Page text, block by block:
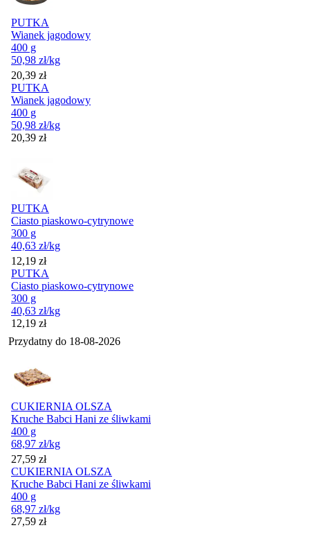
PUTKA
Wianek jagodowy
400 g
50,98 zł/kg
Cena
20,39 zł
PUTKA
Wianek jagodowy
400 g
50,98 zł/kg
Cena
20,39 zł
PUTKA
Ciasto piaskowo-cytrynowe
300 g
40,63 zł/kg
Cena
12,19 zł
PUTKA
Ciasto piaskowo-cytrynowe
300 g
40,63 zł/kg
Cena
12,19 zł
Przydatny do 18-08-2026
CUKIERNIA OLSZA
Kruche Babci Hani ze śliwkami
400 g
68,97 zł/kg
Cena
27,59 zł
CUKIERNIA OLSZA
Kruche Babci Hani ze śliwkami
400 g
68,97 zł/kg
Cena
27,59 zł